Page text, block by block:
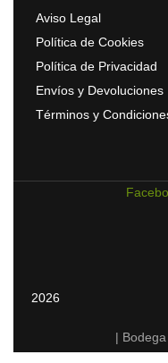
Aviso Legal
Política de Cookies
Política de Privacidad
Envíos y Devoluciones
Términos y
2026
|